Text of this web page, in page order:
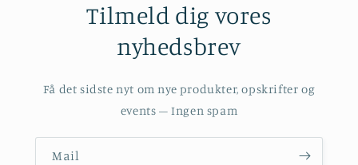
Tilmeld dig vores
nyhedsbrev
Få det sidste nyt om nye produkter, opskrifter og
events – Ingen spam
Mail